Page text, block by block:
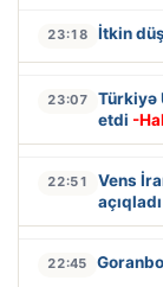
23:18 İtkin
23:07
Türkiyə
etdi -
22:51
Vens
açıqladı
22:45